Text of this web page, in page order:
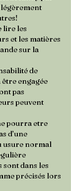
lire les
et les matières
sur la
de
engagée
pas
peuvent
pourra etre
d’une
usure normal
sont dans les
précisés lors